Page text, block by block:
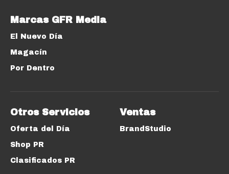
Marcas GFR Media
El Nuevo Día
Magacín
Por Dentro
Otros Servicios
Oferta del Día
Shop PR
Clasificados PR
Ventas
BrandStudio